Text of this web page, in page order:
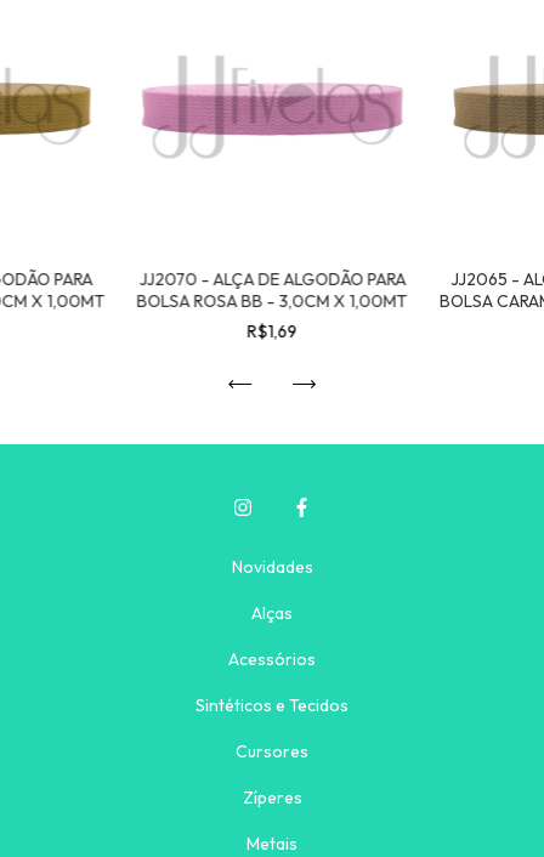
PARA
X 1,00MT
JJ2070 - ALÇA DE ALGODÃO PARA
BOLSA ROSA BB - 3,0CM X 1,00MT
R$1,69
JJ2065 -
BOLSA
Novidades
Alças
Acessórios
Sintéticos e Tecidos
Cursores
Zíperes
Metais